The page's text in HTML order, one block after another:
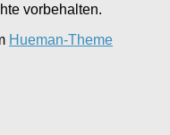
vorbehalten.
Hueman-Theme